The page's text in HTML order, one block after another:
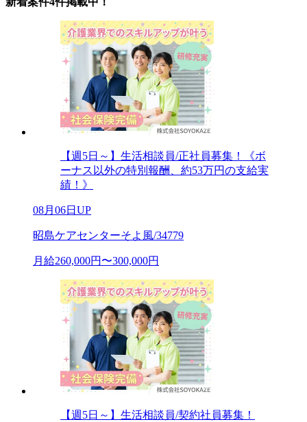
【週5日～】生活相談員/正社員募集！《ボ
ーナス以外の特別報酬、約53万円の支給実
績！》
08月06日UP
昭島ケアセンターそよ風/34779
月給260,000円〜300,000円
【週5日～】生活相談員/契約社員募集！